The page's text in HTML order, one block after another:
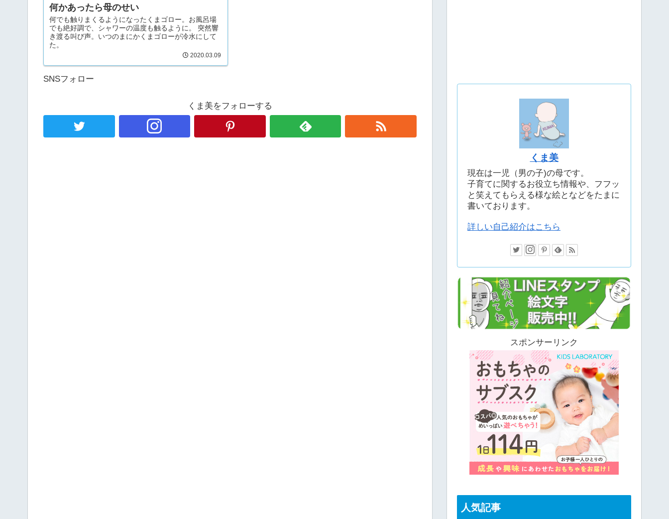
何かあったら母のせい
何でも触りまくるようになったくまゴロー。お風呂場
でも絶好調で、シャワーの温度も触るように。 突然響
き渡る叫び声。いつのまにかくまゴローが冷水にして
た。
2020.03.09
SNSフォロー
くま美をフォローする
くま美
現在は一児（男の子)の母です。
子育てに関するお役立ち情報や、フフッ
と笑えてもらえる様な絵となどをたまに
書いております。
詳しい自己紹介はこちら
スポンサーリンク
人気記事